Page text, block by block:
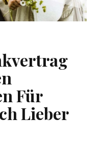
Für
Lieber